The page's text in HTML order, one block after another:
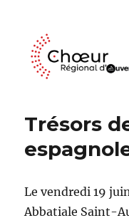
Trésors
Le vendredi 19
Abbatiale Saint-